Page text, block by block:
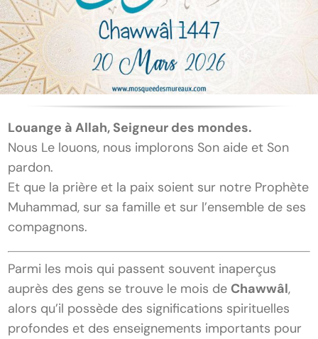
Louange à Allah, Seigneur des mondes.
Nous Le louons, nous implorons Son aide et Son
pardon.
Et que la prière et la paix soient sur notre Prophète
Muhammad, sur sa famille et sur l’ensemble de ses
compagnons.
Parmi les mois qui passent souvent inaperçus
auprès des gens se trouve le mois de Chawwâl,
alors qu’il possède des significations spirituelles
profondes et des enseignements importants pour